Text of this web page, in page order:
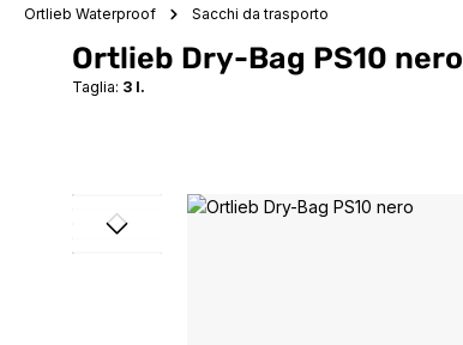
Ortlieb Waterproof Sacchi da trasporto
Ortlieb Dry-Bag PS10 nero
Taglia: 3 l.
Salta la galleria di immagini